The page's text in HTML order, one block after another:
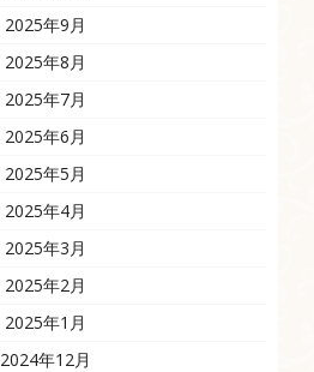
2025年9月
2025年8月
2025年7月
2025年6月
2025年5月
2025年4月
2025年3月
2025年2月
2025年1月
2024年12月